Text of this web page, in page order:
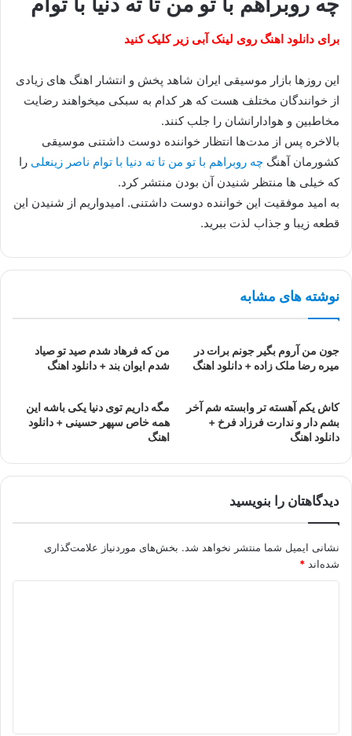
برای دانلود اهنگ روی لینک آبی زیر کلیک کنید
این روزها بازار موسیقی ایران شاهد پخش و انتشار اهنگ های زیادی
از خوانندگان مختلف هست که هر کدام به سبکی میخواهند رضایت
مخاطبین و هوادارانشان را جلب کنند.
بالاخره پس از مدت‌ها انتظار خواننده دوست داشتنی موسیقی
کشورمان آهنگ چه روبراهم با تو من تا ته دنیا با توام ناصر زینعلی را
که خیلی ها منتظر شنیدن آن بودن منتشر کرد.
به امید موفقیت این خواننده دوست داشتنی. امیدواریم از شنیدن این
قطعه زیبا و جذاب لذت ببرید.
نوشته های مشابه
جون من آروم بگیر جونم برات در
میره رضا ملک زاده + دانلود اهنگ
من که فرهاد شدم صید تو صیاد
شدم ایوان بند + دانلود اهنگ
کاش یکم آهسته تر وابسته شم آخر
بشم دار و ندارت فرزاد فرخ +
دانلود اهنگ
مگه داریم توی دنیا یکی باشه این
همه خاص سپهر حسینی + دانلود
اهنگ
دیدگاهتان را بنویسید
نشانی ایمیل شما منتشر نخواهد شد. بخش‌های موردنیاز علامت‌گذاری
شده‌اند *